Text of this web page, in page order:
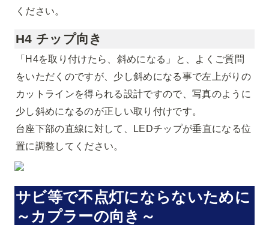
ください。
H4 チップ向き
「H4を取り付けたら、斜めになる」と、よくご質問
をいただくのですが、少し斜めになる事で左上がりの
カットラインを得られる設計ですので、写真のように
少し斜めになるのが正しい取り付けです。
台座下部の直線に対して、LEDチップが垂直になる位
置に調整してください。
サビ等で不点灯にならないために
～ カプラーの向き～